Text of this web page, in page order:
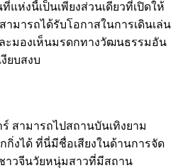
แห่งนี้เป็นเพียงส่วนเดียวที่เปิดให้
มารถได้รับโอกาสในการเดินเล่น
ะมองเห็นมรดกทางวัฒนธรรมอัน
ยบสงบ
สามารถไปสถานบันเทิงยาม
งได้ ที่นี่มีชื่อเสียงในด้านการจัด
าวจีนวัยหนุ่มสาวที่มีสถาน